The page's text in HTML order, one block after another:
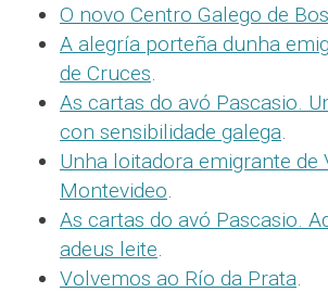
O novo Centro Galego de
A alegría porteña dunha
de Cruces.
As cartas do avó Pascasio.
con sensibilidade galega.
Unha loitadora emigrante de
Montevideo.
As cartas do avó Pascasio.
adeus leite.
Volvemos ao Río da Prata.